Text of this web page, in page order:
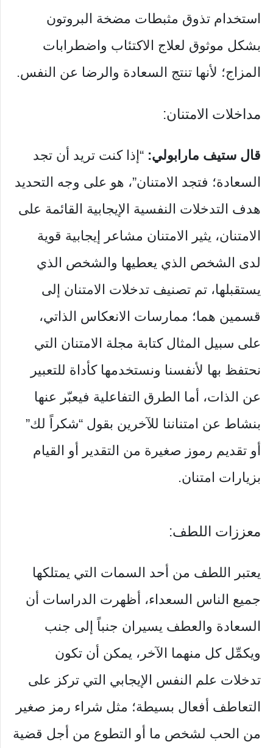
استخدام تذوق مثبطات مضخة البروتون
بشكل موثوق لعلاج الاكتئاب واضطرابات
المزاج؛ لأنها تنتج السعادة والرضا عن النفس.
مداخلات الامتنان:
قال ستيف مارابولي: “إذا كنت تريد أن تجد
السعادة؛ فتجد الامتنان”، هو على وجه التحديد
هدف التدخلات النفسية الإيجابية القائمة على
الامتنان، يثير الامتنان مشاعر إيجابية قوية
لدى الشخص الذي يعطيها والشخص الذي
يستقبلها، تم تصنيف تدخلات الامتنان إلى
قسمين هما؛ ممارسات الانعكاس الذاتي،
على سبيل المثال كتابة مجلة الامتنان التي
نحتفظ بها لأنفسنا ونستخدمها كأداة للتعبير
عن الذات، أما الطرق التفاعلية فيعبّر عنها
بنشاط عن امتناننا للآخرين بقول “شكراً لك”
أو تقديم رموز صغيرة من التقدير أو القيام
بزيارات امتنان.
معززات اللطف:
يعتبر اللطف من أحد السمات التي يمتلكها
جميع الناس السعداء، أظهرت الدراسات أن
السعادة والعطف يسيران جنباً إلى جنب
ويكمِّل كل منهما الآخر، يمكن أن تكون
تدخلات علم النفس الإيجابي التي تركز على
التعاطف أفعال بسيطة؛ مثل شراء رمز صغير
من الحب لشخص ما أو التطوع من أجل قضية